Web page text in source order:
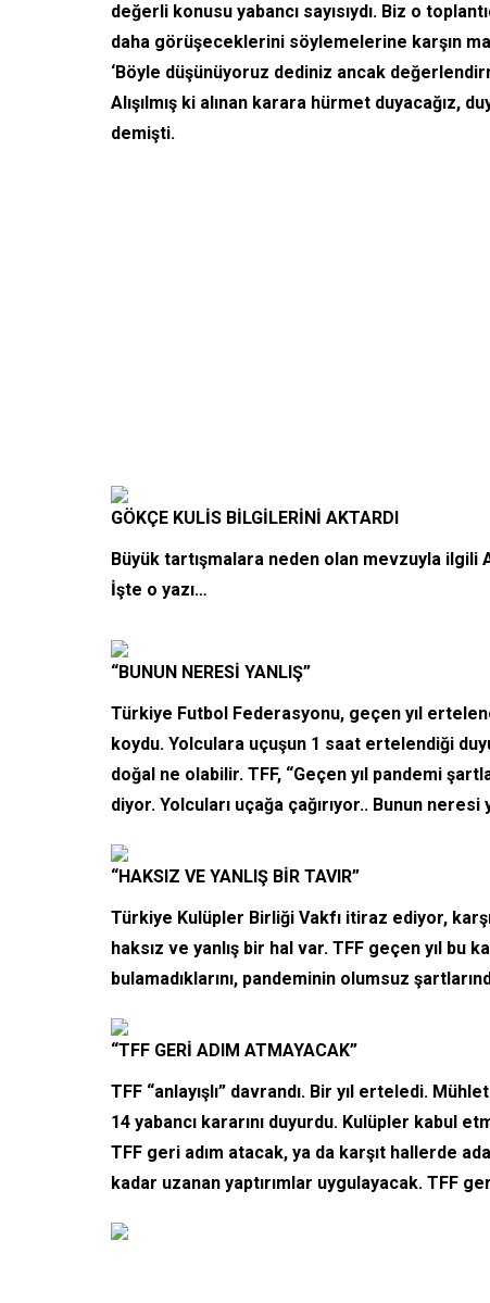
değerli konusu yabancı sayısıydı. Biz o
daha görüşeceklerini söylemelerine karşın
‘Böyle düşünüyoruz dediniz ancak
Alışılmış ki alınan karara hürmet duyacağız,
demişti.
GÖKÇE KULİS BİLGİLERİNİ AKTARDI
Büyük tartışmalara neden olan mevzuyla ilgili
İşte o yazı…
“BUNUN NERESİ YANLIŞ”
Türkiye Futbol Federasyonu, geçen yıl
koydu. Yolculara uçuşun 1 saat ertelendiği
doğal ne olabilir. TFF, “Geçen yıl pandemi
diyor. Yolcuları uçağa çağırıyor.. Bunun neresi
“HAKSIZ VE YANLIŞ BİR TAVIR”
Türkiye Kulüpler Birliği Vakfı itiraz ediyor,
haksız ve yanlış bir hal var. TFF geçen yıl bu
bulamadıklarını, pandeminin olumsuz
“TFF GERİ ADIM ATMAYACAK”
TFF “anlayışlı” davrandı. Bir yıl erteledi.
14 yabancı kararını duyurdu. Kulüpler kabul
TFF geri adım atacak, ya da karşıt hallerde
kadar uzanan yaptırımlar uygulayacak. TFF